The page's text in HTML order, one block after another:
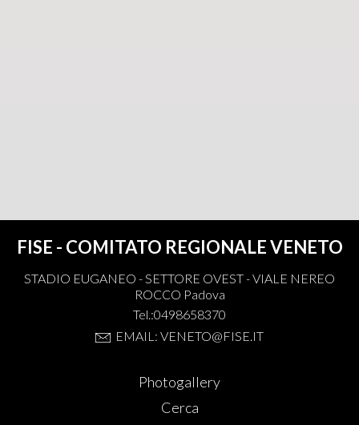
FISE - COMITATO REGIONALE VENETO
STADIO EUGANEO - SETTORE OVEST - VIALE NEREO
ROCCO Padova
Tel.:0498658370
EMAIL: VENETO@FISE.IT
Photogallery
Cerca